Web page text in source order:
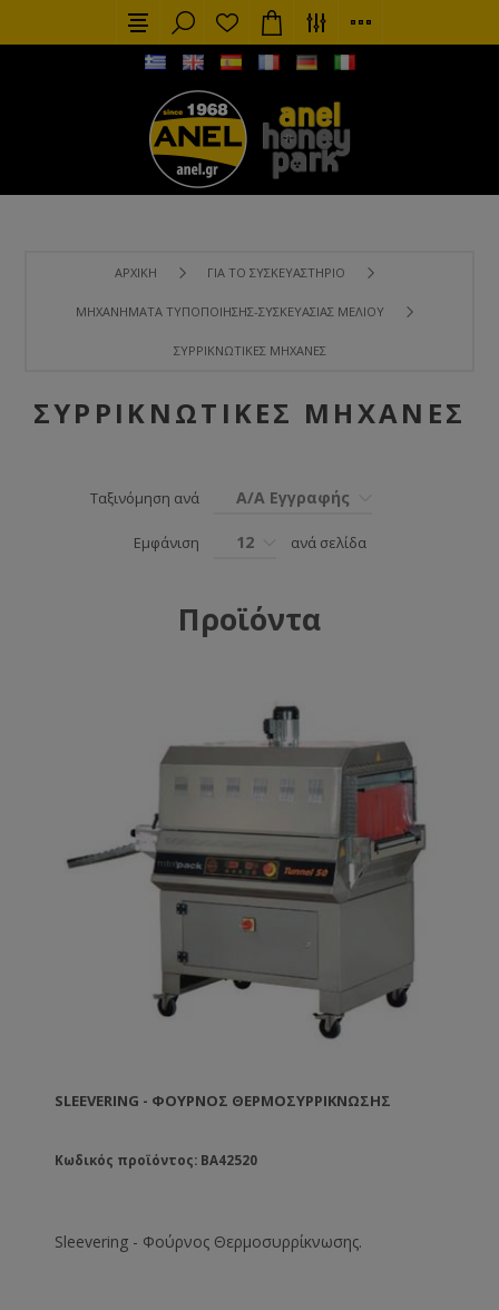
ΑΡΧΙΚΉ ΓΙΑ ΤΟ ΣΥΣΚΕΥΑΣΤΉΡΙΟ
ΜΗΧΑΝΉΜΑΤΑ ΤΥΠΟΠΟΊΗΣΗΣ-ΣΥΣΚΕΥΑΣΊΑΣ ΜΕΛΙΟΎ
ΣΥΡΡΙΚΝΩΤΙΚΈΣ ΜΗΧΑΝΈΣ
ΣΥΡΡΙΚΝΩΤΙΚΈΣ ΜΗΧΑΝΈΣ
Ταξινόμηση ανά Α/Α Εγγραφής
Εμφάνιση 12 ανά σελίδα
Προϊόντα
SLEEVERING - ΦΟΎΡΝΟΣ ΘΕΡΜΟΣΥΡΡΊΚΝΩΣΗΣ
Κωδικός προϊόντος: BA42520
Sleevering - Φούρνος Θερμοσυρρίκνωσης.